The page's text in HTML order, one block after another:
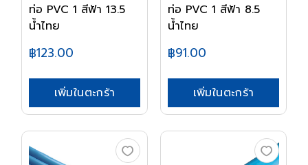
ท่อ PVC 1 สีฟ้า 13.5
น้ำไทย
฿123.00
เพิ่มในตะกร้า
ท่อ PVC 1 สีฟ้า 8.5
น้ำไทย
฿91.00
เพิ่มในตะกร้า